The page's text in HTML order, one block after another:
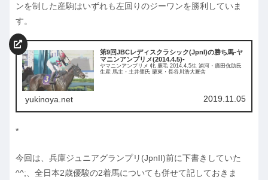
ンを制した産駒はいずれも左回りのジーワンを勝利していま
す。
第9回JBCレディスクラシック(JpnI)の勝ち馬-ヤ
マニンアンプリメ(2014.4.5)-
ヤマニンアンプリメ 牝 鹿毛 2014.4.5生 浦河・廣田伉助氏
生産 馬主・土井肇氏 栗東・長谷川浩大厩舎
yukinoya.net 2019.11.05
*
今回は、兵庫ジュニアグランプリ(JpnII)前に下書きしていた
^^;、全日本2歳優駿の2着馬についても併せて記しておきま